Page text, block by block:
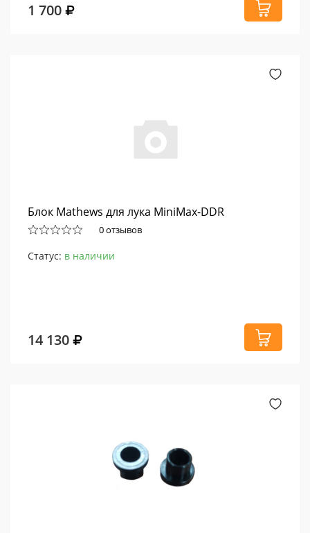
1 700
Блок Mathews для лука MiniMax-DDR
0 отзывов
Статус: в наличии
14 130